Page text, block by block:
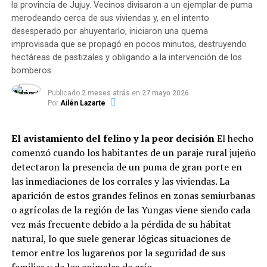
En conjunto, las entidades administraron5.340.528
raciones alimentarias en lo que va del año,
garantizando el derecho básico a la alimentación de
niños, niñas, adolescentes y adultos de sectores
vulnerables.
Dinámica del servicio: Modalidades
El informe evidencia que la atención se adaptó a los
hábitos de pospandemia: el83% de las instituciones
entrega viandas para llevar, el13,2% sostiene la
atención presencial en salón y el3,7% distribuye
módulos alimentarios.
Respecto a la distribución horaria de las raciones, la
mayor demanda se concentra durante el contraturno
escolar y laboral:
la provincia de Jujuy. Vecinos divisaron a un ejemplar de puma
merodeando cerca de sus viviendas y, en el intento
desesperado por ahuyentarlo, iniciaron una quema
improvisada que se propagó en pocos minutos, destruyendo
hectáreas de pastizales y obligando a la intervención de los
bomberos.
Publicado 2 meses atrás en 27 mayo 2026
Por Ailén Lazarte
El avistamiento del felino y la peor decisiónEl hecho
comenzó cuando los habitantes de un paraje rural jujeño
detectaron la presencia de un puma de gran porte en
las inmediaciones de los corrales y las viviendas. La
aparición de estos grandes felinos en zonas semiurbanas
o agrícolas de la región de las Yungas viene siendo cada
vez más frecuente debido a la pérdida de su hábitat
natural, lo que suele generar lógicas situaciones de
temor entre los lugareños por la seguridad de sus